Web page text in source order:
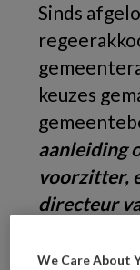
Sinds
keuzes
aanleiding
voorzitter,
directeur
We Care About